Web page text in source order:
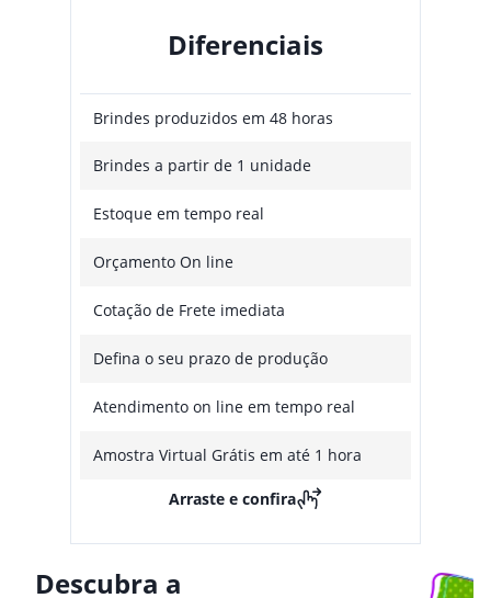
Diferenciais
Brindes produzidos em 48 horas
Brindes a partir de 1 unidade
Estoque em tempo real
Orçamento On line
Cotação de Frete imediata
Defina o seu prazo de produção
Atendimento on line em tempo real
Amostra Virtual Grátis em até 1 hora
Arraste e confira
Descubra a